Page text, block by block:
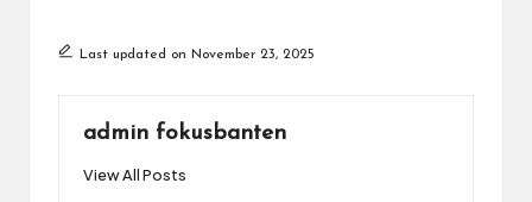
Last updated on November 23, 2025
admin fokusbanten
View All Posts